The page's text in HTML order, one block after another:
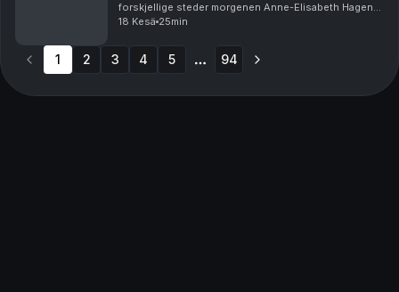
forskjellige steder morgenen Anne-Elisabeth Hagen
forsvant. Politiet jakter svar: Hva gjorde den der?
18 Kesä 25min
1 2 3 4 5 94